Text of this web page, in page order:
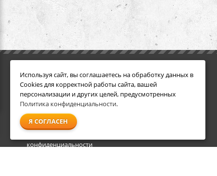
Условия возврата
О компании
Доставка
Оплата
Гарантия и сервис
конфиденциальности
Акции
Используя сайт, вы соглашаетесь на обработку данных в
Cookies для корректной работы сайта, вашей
персонализации и других целей, предусмотренных
Политика конфиденциальности.
Я СОГЛАСЕН